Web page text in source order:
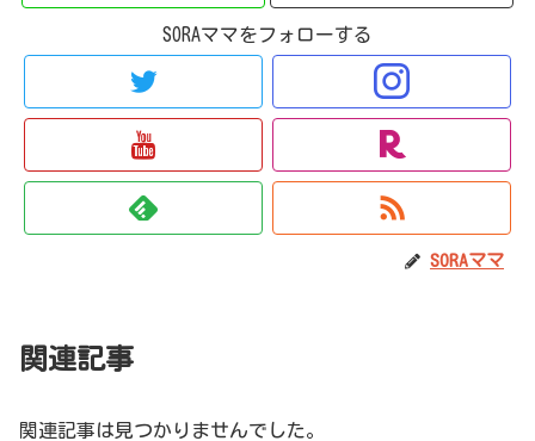
SORAママをフォローする
SORAママ
関連記事
関連記事は見つかりませんでした。